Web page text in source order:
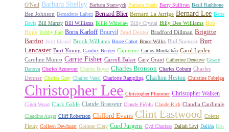
O'Neil Barbara Shelley Barbara Stanwyck Barbara Steele Barry Sullivan Basil Rathbone
Ben Johnson Bernadette Lafont Bernard Blier Bernard La Jarrige Bernard Lee Bette
Davis Bill Murray Bill Williams Billie Whitelaw Billy Crystal Billy Dee Williams Bob
Hope Bobby Parr Boris Karloff Bourvil Brad Dexter Bradford Dillman Brigitte
Bardot Britt Ekland Brook Williams Bruce Cabot Bruce Willis Bud Spencer Burt
Lancaster Burt Young Candice Bergen Capucine Carlos Montalbán Carol Lynley
Caroline Munro Carrie Fisher Carroll Baker Cary Grant Catherine Deneuve Cesare
Danova Charles Aznavour Charles Boyer Charles Bronson Charles Coburn Charles
Denner Charles Gray Charles Vanel Charlotte Rampling Charlton Heston Christine Fabréga
Christopher Lee Christopher Plummer Christopher Walken
Cindi Wood Clark Gable Claude Brasseur Claude Piéplu Claude Rich Claudia Cardinale
Claudine Auger Cliff Robertson Clifford Evans Clint Eastwood Colette
Fleury Colleen Dewhurst Corinne Cléry Curd Jürgens Cyd Charisse Daliah Lavi Dalida Dan